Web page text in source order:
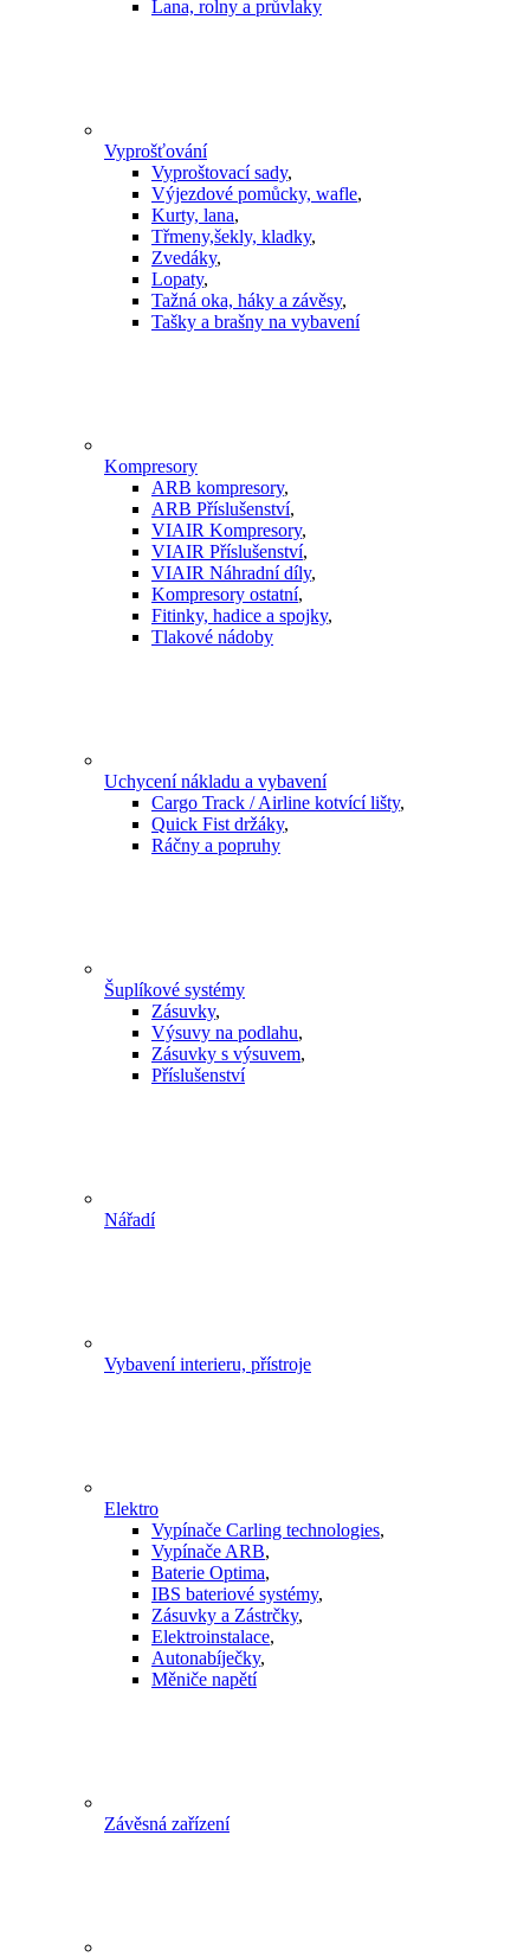
Lana, rolny a průvlaky
Vyprošťování
Vyproštovací sady,
Výjezdové pomůcky, wafle,
Kurty, lana,
Třmeny,šekly, kladky,
Zvedáky,
Lopaty,
Tažná oka, háky a závěsy,
Tašky a brašny na vybavení
Kompresory
ARB kompresory,
ARB Příslušenství,
VIAIR Kompresory,
VIAIR Příslušenství,
VIAIR Náhradní díly,
Kompresory ostatní,
Fitinky, hadice a spojky,
Tlakové nádoby
Uchycení nákladu a vybavení
Cargo Track / Airline kotvící lišty,
Quick Fist držáky,
Ráčny a popruhy
Šuplíkové systémy
Zásuvky,
Výsuvy na podlahu,
Zásuvky s výsuvem,
Příslušenství
Nářadí
Vybavení interieru, přístroje
Elektro
Vypínače Carling technologies,
Vypínače ARB,
Baterie Optima,
IBS bateriové systémy,
Zásuvky a Zástrčky,
Elektroinstalace,
Autonabíječky,
Měniče napětí
Závěsná zařízení